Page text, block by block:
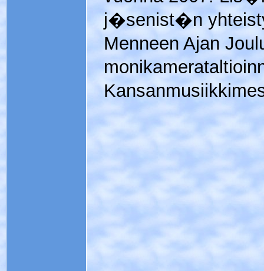
j�senist�n
Menneen Ajan